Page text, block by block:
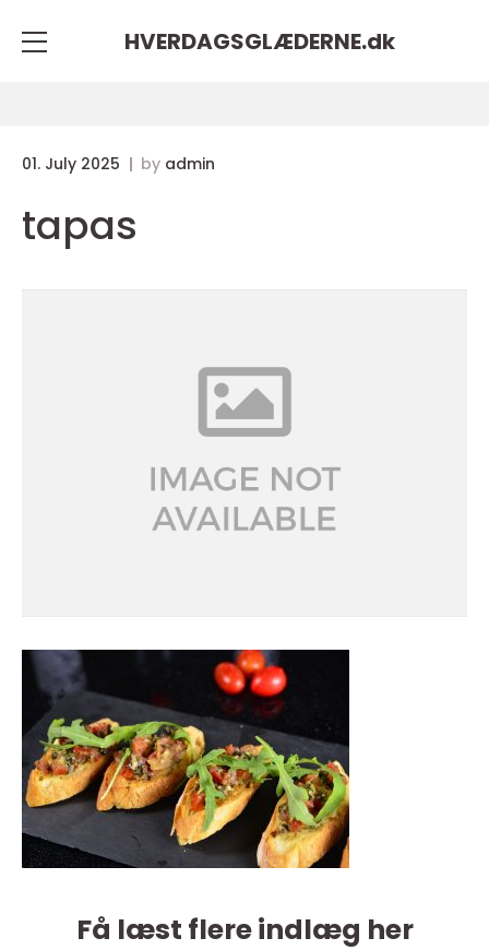
HVERDAGSGLÆDERNE.dk
01. July 2025 by admin
tapas
Få læst flere indlæg her